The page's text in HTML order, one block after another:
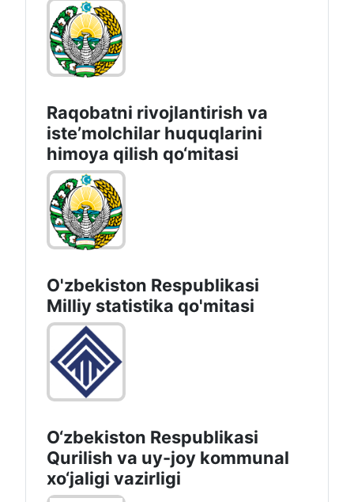
Raqobatni rivojlantirish va
isteʼmolchilar huquqlarini
himoya qilish qo‘mitasi
O'zbekiston Respublikasi
Milliy statistika qo'mitasi
O‘zbekiston Respublikasi
Qurilish va uy-joy kommunal
xo‘jaligi vazirligi